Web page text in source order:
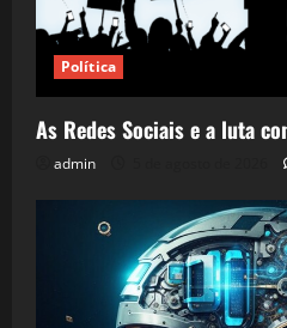
Política
As Redes Sociais e a luta
admin